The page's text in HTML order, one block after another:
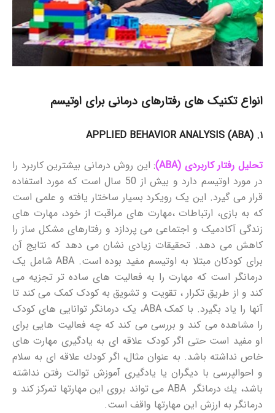
انواع تکنیک های رفتارهای درمانی برای اوتیسم
۱. (APPLIED BEHAVIOR ANALYSIS (ABA
تحلیل رفتار کاربردی (ABA)
: این روش درمانی بیشترین کاربرد را
در مورد اوتیسم دارد و بیش از 50 سال است که مورد استفاده
قرار می گیرد. این یک رویکرد بسیار ساختار یافته و علمی است
که به بازی، ارتباطات ،مهارت های مراقبت از خود، مهارت های
زندگی آکادمیک و اجتماعی می پردازد و رفتارهای مشکل ساز را
کاهش می دهد. تحقیقات زیادی نشان می دهد که نتایج آن
برای کودکان مبتلا به اوتیسم مفید بوده است. ABA شامل یک
درمانگر است که مهارت را به فعالیت های ساده تر تجزیه می
کند و از طریق تکرار ، تقویت و تشویق به کودک کمک می کند تا
آنها را یاد بگیرد. با کمک ABA، یک درمانگر توانایی های کودک
را مشاهده می کند و بررسی می کند که چه فعالیت هایی برای
او مفید است حتی اگر کودک علاقه ای به یادگیری مهارت های
خاص نداشته باشد. به عنوان مثال، اگر كودك علاقه ای به سلام
و احوالپرسی با دیگران یا یادگیری آموزش توالت رفتن نداشته
باشد، یك درمانگر ABA می تواند بروی این مهارتها تمرکز كند و
درمانگر به ارزش این مهارتها واقف است.